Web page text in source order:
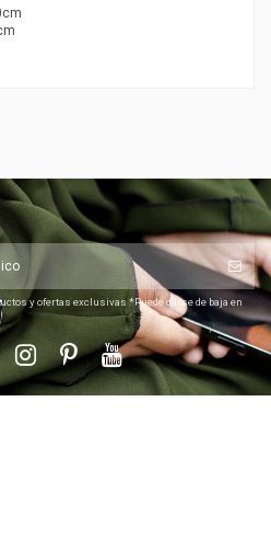
y ofertas exclusivas *Puede darse de baja en